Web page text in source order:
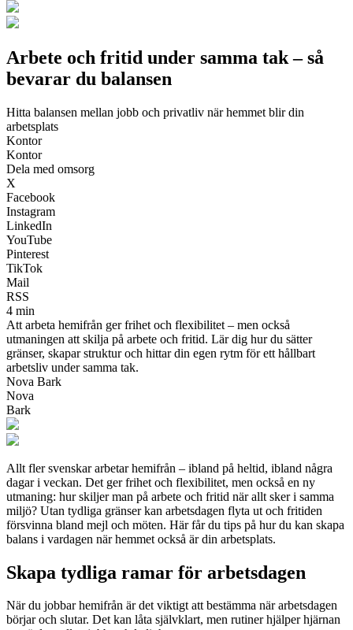
Arbete och fritid under samma tak – så
bevarar du balansen
Hitta balansen mellan jobb och privatliv när hemmet blir din
arbetsplats
Kontor
Kontor
Dela med omsorg
X
Facebook
Instagram
LinkedIn
YouTube
Pinterest
TikTok
Mail
RSS
4 min
Att arbeta hemifrån ger frihet och flexibilitet – men också
utmaningen att skilja på arbete och fritid. Lär dig hur du sätter
gränser, skapar struktur och hittar din egen rytm för ett hållbart
arbetsliv under samma tak.
Nova Bark
Nova
Bark
Allt fler svenskar arbetar hemifrån – ibland på heltid, ibland några
dagar i veckan. Det ger frihet och flexibilitet, men också en ny
utmaning: hur skiljer man på arbete och fritid när allt sker i samma
miljö? Utan tydliga gränser kan arbetsdagen flyta ut och fritiden
försvinna bland mejl och möten. Här får du tips på hur du kan skapa
balans i vardagen när hemmet också är din arbetsplats.
Skapa tydliga ramar för arbetsdagen
När du jobbar hemifrån är det viktigt att bestämma när arbetsdagen
börjar och slutar. Det kan låta självklart, men rutiner hjälper hjärnan